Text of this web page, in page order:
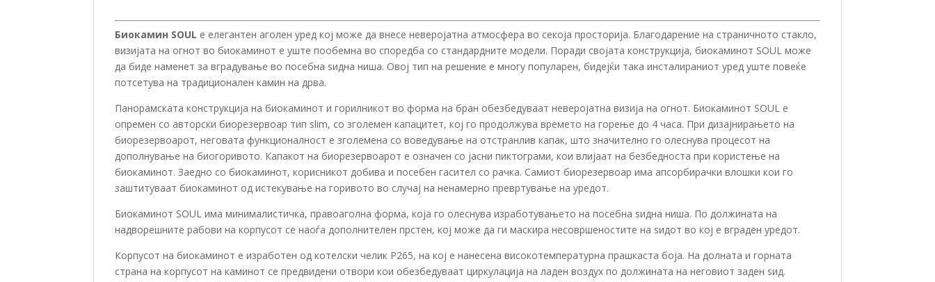
Биокамин SOUL е елегантен аголен уред кој може да внесе неверојатна атмосфера во секоја просторија. Благодарение на страничното стакло,
визијата на огнот во биокаминот е уште пообемна во споредба со стандардните модели. Поради својата конструкција, биокаминот SOUL може
да биде наменет за вградување во посебна ѕидна ниша. Овој тип на решение е многу популарен, бидејќи така инсталираниот уред уште повеќе
потсетува на традиционален камин на дрва.
Панорамската конструкција на биокаминот и горилникот во форма на бран обезбедуваат неверојатна визија на огнот. Биокаминот SOUL е
опремен со авторски биорезервоар тип slim, со зголемен капацитет, кој го продолжува времето на горење до 4 часа. При дизајнирањето на
биорезервоарот, неговата функционалност е зголемена со воведување на отстранлив капак, што значително го олеснува процесот на
дополнување на биогоривото. Капакот на биорезервоарот е означен со јасни пиктограми, кои влијаат на безбедноста при користење на
биокаминот. Заедно со биокаминот, корисникот добива и посебен гасител со рачка. Самиот биорезервоар има апсорбирачки влошки кои го
заштитуваат биокаминот од истекување на горивото во случај на ненамерно превртување на уредот.
Биокаминот SOUL има минималистичка, правоаголна форма, која го олеснува изработувањето на посебна ѕидна ниша. По должината на
надворешните рабови на корпусот се наоѓа дополнителен прстен, кој може да ги маскира несовршеностите на ѕидот во кој е вграден уредот.
Корпусот на биокаминот е изработен од котелски челик P265, на кој е нанесена високотемпературна прашкаста боја. На долната и горната
страна на корпусот на каминoт се предвидени отвори кои обезбедуваат циркулација на ладен воздух по должината на неговиот заден ѕид.